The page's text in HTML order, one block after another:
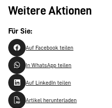
Weitere Aktionen
Für Sie:
Auf Facebook teilen
In WhatsApp teilen
Auf LinkedIn teilen
Artikel herunterladen